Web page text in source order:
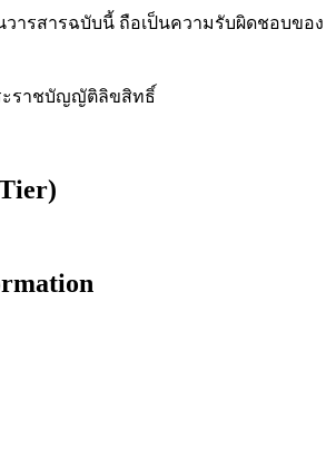
ารสารฉบับนี้ ถือเป็นความรับผิดชอบของ
ะราชบัญญัติลิขสิทธิ์